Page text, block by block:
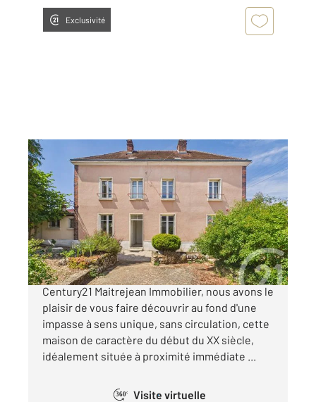
Exclusivité
CHARTRES 28
105 m
2, 5 pièces
Ref : 28373
Maison à vendre
260 000 €
CHARTRES CROIX JUMELIN UNIQUEMENT chez
Century21 Maitrejean Immobilier, nous avons le
plaisir de vous faire découvrir au fond d'une
impasse à sens unique, sans circulation, cette
maison de caractère du début du XX siècle,
idéalement située à proximité immédiate ...
360° Visite virtuelle